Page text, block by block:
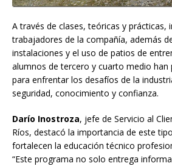
A través de clases, teóricas y prácticas,
trabajadores de la compañía, además
instalaciones y el uso de patios de
alumnos de tercero y cuarto medio han
para enfrentar los desafíos de la
seguridad, conocimiento y confianza.
Darío Inostroza, jefe de Servicio al
Ríos, destacó la importancia de este
fortalecen la educación técnico
“Este programa no solo entrega